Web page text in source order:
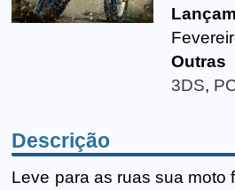
Outras
3DS,
Descrição
Leve para as ruas sua moto